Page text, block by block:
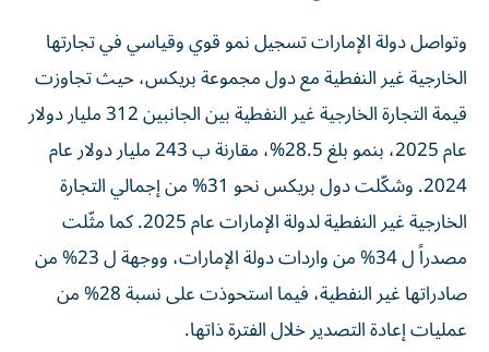
وتواصل دولة الإمارات تسجيل نمو قوي وقياسي في تجارتها
الخارجية غير النفطية مع دول مجموعة بريكس، حيث تجاوزت
قيمة التجارة الخارجية غير النفطية بين الجانبين 312 مليار دولار
عام 2025، بنمو بلغ 28.5%، مقارنة ب 243 مليار دولار عام
2024. وشكّلت دول بريكس نحو 31% من إجمالي التجارة
الخارجية غير النفطية لدولة الإمارات عام 2025. كما مثّلت
مصدراً ل 34% من واردات دولة الإمارات، ووجهة ل 23% من
صادراتها غير النفطية، فيما استحوذت على نسبة 28% من
عمليات إعادة التصدير خلال الفترة ذاتها.